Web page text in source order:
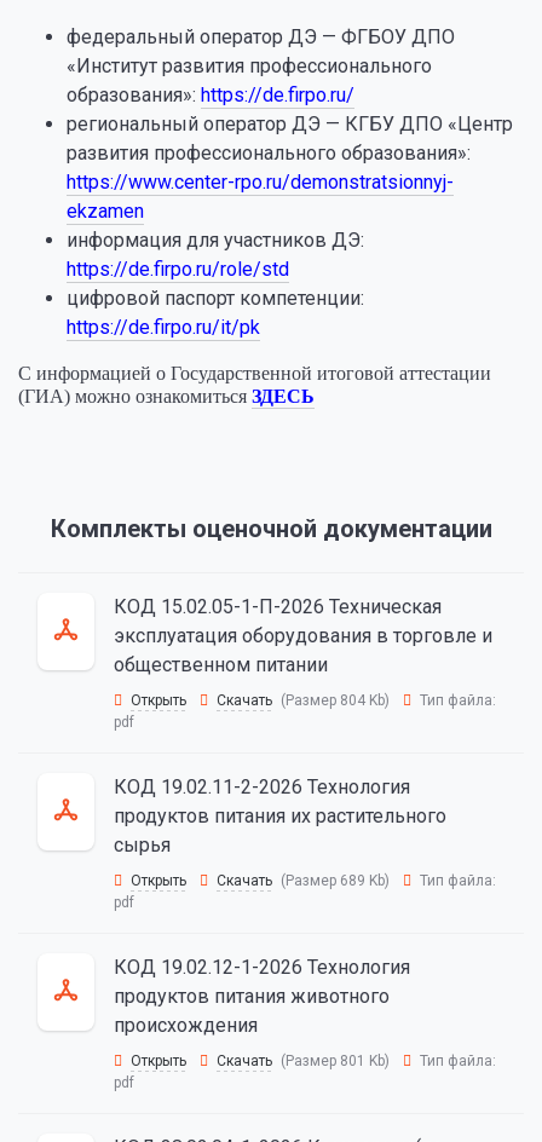
федеральный оператор ДЭ — ФГБОУ ДПО
«Институт развития профессионального
образования»: https://de.firpo.ru/
региональный оператор ДЭ — КГБУ ДПО «Центр
развития профессионального образования»:
https://www.center-rpo.ru/demonstratsionnyj-
ekzamen
информация для участников ДЭ:
https://de.firpo.ru/role/std
цифровой паспорт компетенции:
https://de.firpo.ru/it/pk
С информацией о Государственной итоговой аттестации
(ГИА) можно ознакомиться ЗДЕСЬ
Комплекты оценочной документации
КОД 15.02.05-1-П-2026 Техническая
эксплуатация оборудования в торговле и
общественном питании
Открыть Скачать (Размер 804 Kb)
Тип файла:
pdf
КОД 19.02.11-2-2026 Технология
продуктов питания их растительного
сырья
Открыть Скачать (Размер 689 Kb)
Тип файла:
pdf
КОД 19.02.12-1-2026 Технология
продуктов питания животного
происхождения
Открыть Скачать (Размер 801 Kb)
Тип файла:
pdf